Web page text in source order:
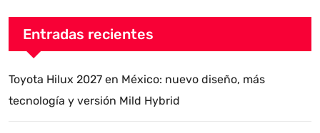
Entradas recientes
Toyota Hilux 2027 en México: nuevo diseño, más
tecnología y versión Mild Hybrid